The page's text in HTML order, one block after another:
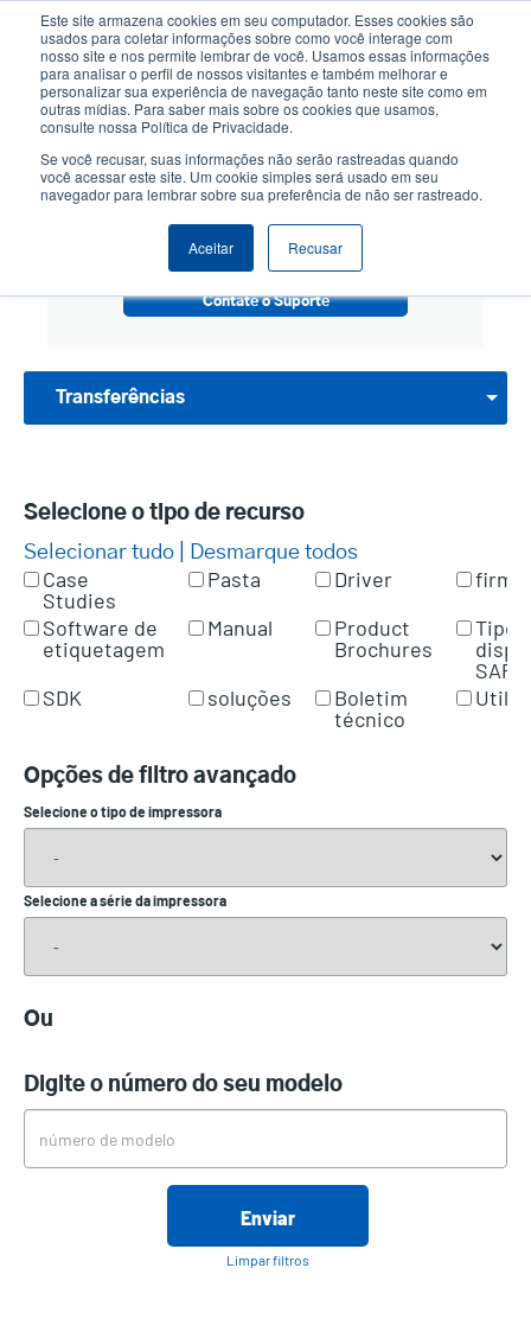
Este site armazena cookies em seu computador. Esses cookies são
usados para coletar informações sobre como você interage com
nosso site e nos permite lembrar de você. Usamos essas informações
para analisar o perfil de nossos visitantes e também melhorar e
personalizar sua experiência de navegação tanto neste site como em
outras mídias. Para saber mais sobre os cookies que usamos,
consulte nossa Política de Privacidade.
Se você recusar, suas informações não serão rastreadas quando
você acessar este site. Um cookie simples será usado em seu
navegador para lembrar sobre sua preferência de não ser rastreado.
Aceitar Recusar
conteúdo
principal
User
account
User
Header
Seletor de Produto Contactar Vendas
Contate o Suporte
Transferências
ENCONTRE RECURSOS PARA UM PRODUTO
Selecione o tipo de recurso
Selecionar tudo
Desmarque todos
Case
Studies
Pasta Driver
Software de
etiquetagem
Manual
Product
Brochures
Tipo
SAP
SDK
soluções
Boletim
técnico
Opções de filtro avançado
Selecione o tipo de impressora
Selecione a série da impressora
Ou
Digite o número do seu modelo
Enviar
Limpar filtros